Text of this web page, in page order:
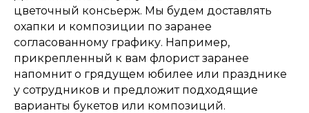
цветочный консьерж. Мы будем доставлять
охапки и композиции по заранее
согласованному графику. Например,
прикрепленный к вам флорист заранее
напомнит о грядущем юбилее или празднике
у сотрудников и предложит подходящие
варианты букетов или композиций.